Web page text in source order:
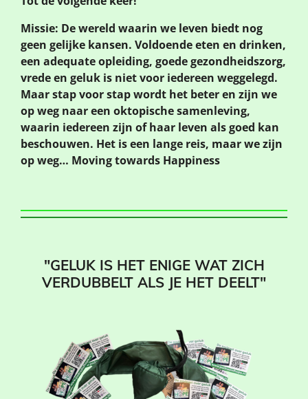
Missie: De wereld waarin we leven biedt nog
geen gelijke kansen. Voldoende eten en drinken,
een adequate opleiding, goede gezondheidszorg,
vrede en geluk is niet voor iedereen weggelegd.
Maar stap voor stap wordt het beter en zijn we
op weg naar een oktopische samenleving,
waarin iedereen zijn of haar leven als goed kan
beschouwen. Het is een lange reis, maar we zijn
op weg… Moving towards Happiness
"GELUK IS HET ENIGE WAT ZICH
VERDUBBELT ALS JE HET DEELT"